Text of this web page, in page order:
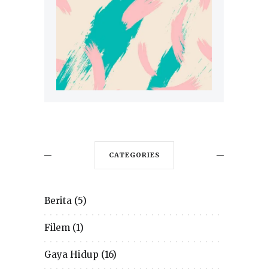
CATEGORIES
Berita (5)
Filem (1)
Gaya Hidup (16)